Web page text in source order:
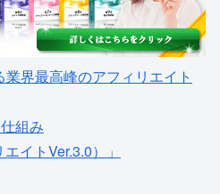
界最高峰のアフィリエイト
組み
イトVer.3.0）」